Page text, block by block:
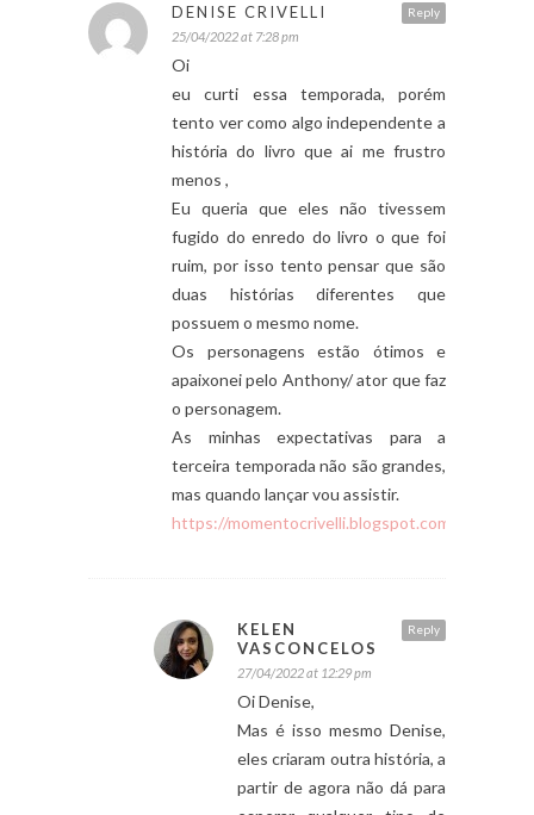
Reply
DENISE CRIVELLI
25/04/2022 at 7:28 pm
Oi
eu curti essa temporada, porém
tento ver como algo independente a
história do livro que ai me frustro
menos ,
Eu queria que eles não tivessem
fugido do enredo do livro o que foi
ruim, por isso tento pensar que são
duas histórias diferentes que
possuem o mesmo nome.
Os personagens estão ótimos e
apaixonei pelo Anthony/ ator que faz
o personagem.
As minhas expectativas para a
terceira temporada não são grandes,
mas quando lançar vou assistir.
https://momentocrivelli.blogspot.com/
Reply
KELEN
VASCONCELOS
27/04/2022 at 12:29 pm
Oi Denise,
Mas é isso mesmo Denise,
eles criaram outra história, a
partir de agora não dá para